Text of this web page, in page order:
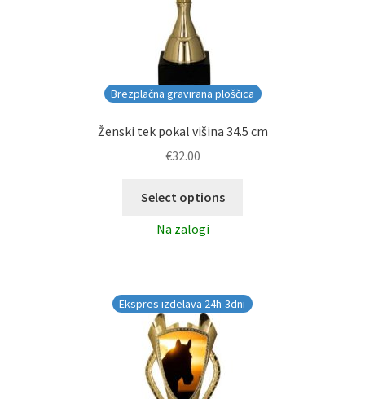
Brezplačna gravirana ploščica
Ženski tek pokal višina 34.5 cm
€32.00
Select options
Na zalogi
Ekspres izdelava 24h-3dni